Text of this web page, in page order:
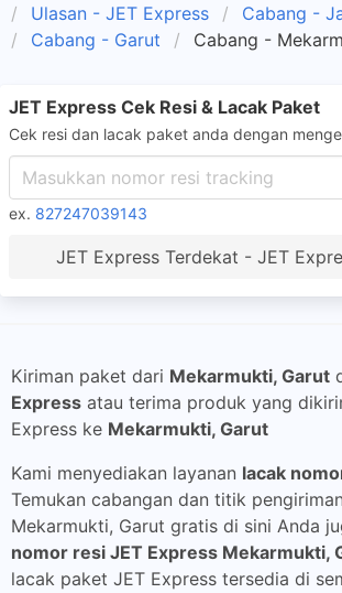
Ulasan - JET Express
Cabang -
Cabang - Garut
Cabang -
JET Express Cek Resi & Lacak Paket
Cek resi dan lacak paket anda dengan
ex. 827247039143
JET Express Terdekat - JET
Kiriman paket dari Mekarmukti, Garut
Express atau terima produk yang
Express ke Mekarmukti, Garut
Kami menyediakan layanan lacak
Temukan cabangan dan titik
Mekarmukti, Garut gratis di sini Anda
nomor resi JET Express Mekarmukti,
lacak paket JET Express tersedia di